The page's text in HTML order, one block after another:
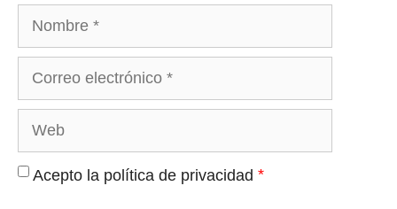
Nombre
Correo
electrónico
Web
Acepto la política de privacidad *